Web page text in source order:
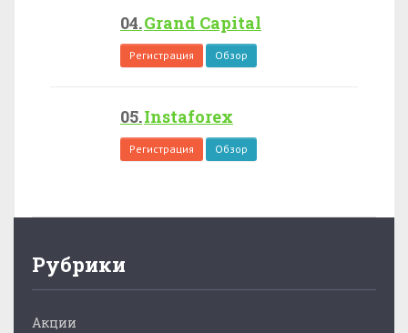
Grand Capital
Регистрация Обзор
Instaforex
Регистрация Обзор
Рубрики
Акции